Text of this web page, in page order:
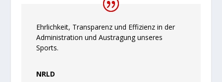
Ehrlichkeit, Transparenz und Effizienz in der
Administration und Austragung unseres
Sports.
NRLD